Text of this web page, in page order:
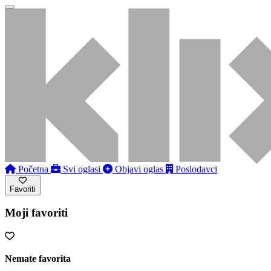
Početna Svi oglasi Objavi oglas Poslodavci
Favoriti
Moji favoriti
Nemate favorita